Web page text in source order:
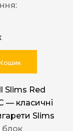
Slims Red
— класичні
Slims
блок